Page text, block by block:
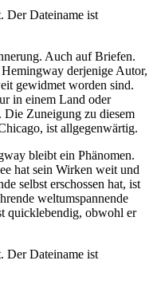
Auch auf Briefen.
derjenige Autor,
gewidmet worden sind.
in einem Land oder
Zuneigung zu diesem
ist allgegenwärtig.
bleibt ein Phänomen.
hat sein Wirken weit und
selbst erschossen hat, ist
weltumspannende
quicklebendig, obwohl er